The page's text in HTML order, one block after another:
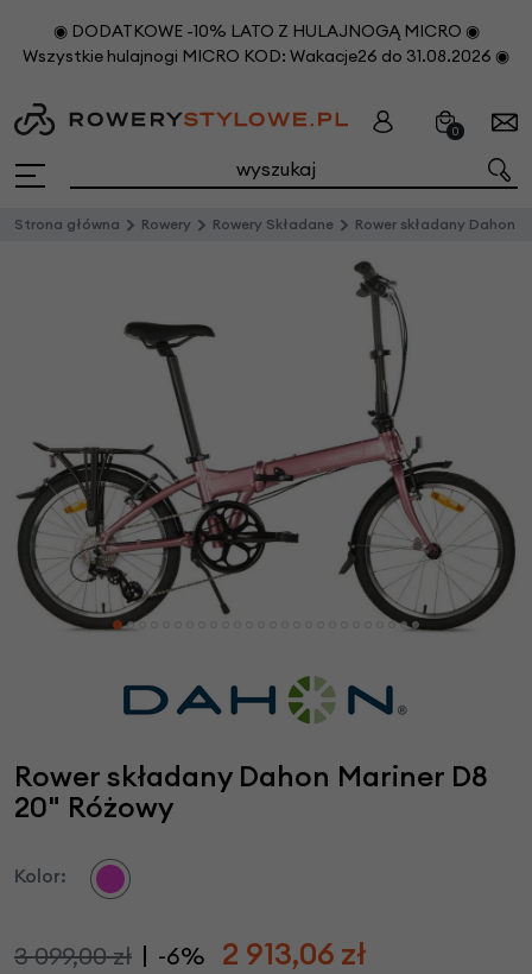
◉ DODATKOWE -10% LATO Z HULAJNOGĄ MICRO ◉
Wszystkie hulajnogi MICRO KOD: Wakacje26 do 31.08.2026 ◉
0
Strona główna Rowery Rowery Składane Rower składany Dahon Mariner D8 20"
Rower składany Dahon Mariner D8
20" Różowy
Kolor:
3 099,00 zł -6% 2 913,06 zł